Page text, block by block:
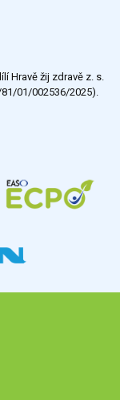
Hravě žij zdravě z. s.
01/002536/2025).